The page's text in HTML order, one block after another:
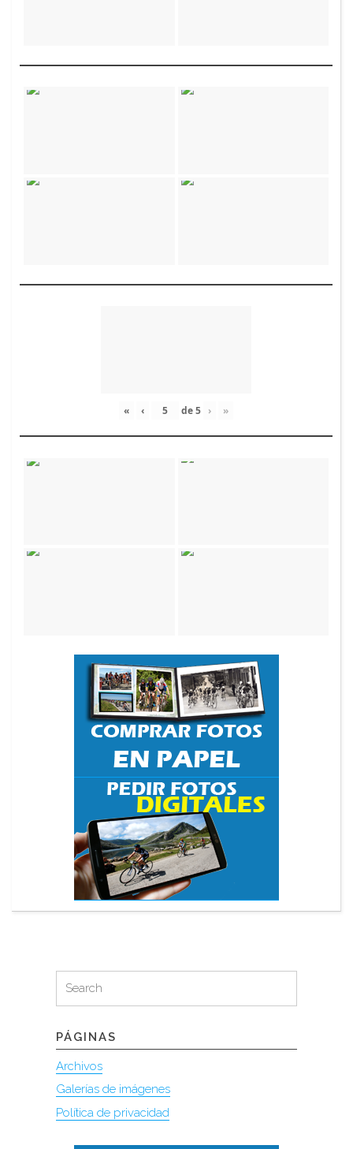
« ‹ de5 › »
for:
Search
PÁGINAS
Archivos
Galerías de imágenes
Política de privacidad